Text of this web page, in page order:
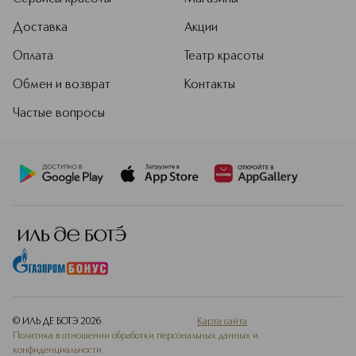
Доставка
Оплата
Обмен и возврат
Частые вопросы
Акции
Театр красоты
Контакты
© ИЛЬ ДЕ БОТЭ 2026
Карта сайта
Политика в отношении обработки персональных данных и
конфиденциальности